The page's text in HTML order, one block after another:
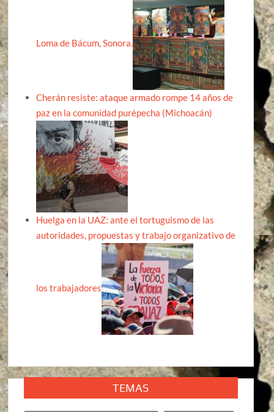
Loma de Bácum, Sonora.
Cherán resiste: ataque armado rompe 14 años de
paz en la comunidad purépecha (Michoacán)
Huelga en la UAZ: ante el tortuguismo de las
autoridades, propuestas y trabajo organizativo de
los trabajadores
TEMAS